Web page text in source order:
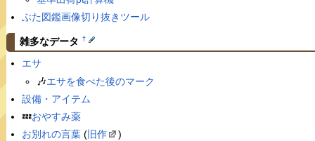
ぶた図鑑画像切り抜きツール
雑多なデータ †
エサ
🎶エサを食べた後のマーク
設備・アイテム
💤おやすみ薬
お別れの言葉(旧作
)